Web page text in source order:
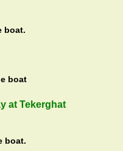
boat.
boat
at Tekerghat
boat.